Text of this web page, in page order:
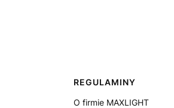
REGULAMINY
O firmie MAXLIGHT